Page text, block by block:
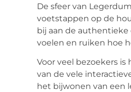
De sfeer van
voetstappen op de
bij aan de authentieke
voelen en ruiken hoe
Voor veel bezoekers
van de vele
het bijwonen van een